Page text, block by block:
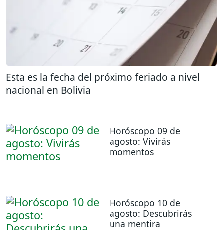
Esta es la fecha del próximo feriado a nivel
nacional en Bolivia
Horóscopo 09 de
agosto: Vivirás
momentos
Horóscopo 10 de
agosto: Descubrirás
una mentira